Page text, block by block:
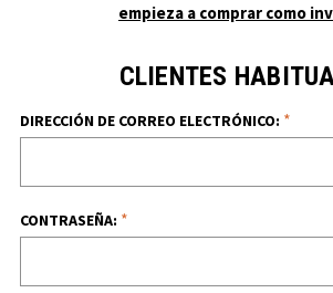
empieza a comprar como
CLIENTES
DIRECCIÓN DE CORREO ELECTRÓNICO: *
CONTRASEÑA: *